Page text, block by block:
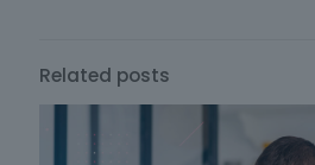
Related posts